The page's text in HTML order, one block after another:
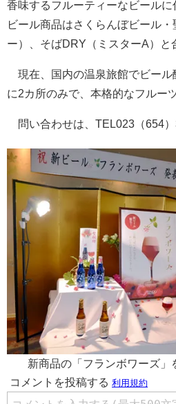
香味するフルーティーなビールに
ビール商品はさくらんぼビール
ー）、そばDRY（ミスターA）と
現在、国内の温泉旅館でビール
に2カ所のみで、本格的なフルー
問い合わせは、TEL023（654）
新商品の「フランボワーズ」